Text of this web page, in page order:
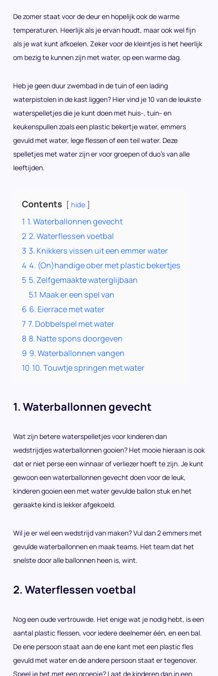
De zomer staat voor de deur en hopelijk ook de warme
temperaturen. Heerlijk als je ervan houdt, maar ook wel fijn
als je wat kunt afkoelen. Zeker voor de kleintjes is het heerlijk
om bezig te kunnen zijn met water, op een warme dag.
Heb je geen duur zwembad in de tuin of een lading
waterpistolen in de kast liggen? Hier vind je 10 van de leukste
waterspelletjes die je kunt doen met huis-, tuin- en
keukenspullen zoals een plastic bekertje water, emmers
gevuld met water, lege flessen of een teil water. Deze
spelletjes met water zijn er voor groepen of duo’s van alle
leeftijden.
Contents hide
1 1. Waterballonnen gevecht
2 2. Waterflessen voetbal
3 3. Knikkers vissen uit een emmer water
4 4. (On)handige ober met plastic bekertjes
5 5. Zelfgemaakte waterglijbaan
5.1 Maak er een spel van
6 6. Eierrace met water
7 7. Dobbelspel met water
8 8. Natte spons doorgeven
9 9. Waterballonnen vangen
10 10. Touwtje springen met water
1. Waterballonnen gevecht
Wat zijn betere waterspelletjes voor kinderen dan
wedstrijdjes waterballonnen gooien? Het mooie hieraan is ook
dat er niet perse een winnaar of verliezer hoeft te zijn. Je kunt
gewoon een waterballonnen gevecht doen voor de leuk,
kinderen gooien een met water gevulde ballon stuk en het
geraakte kind is lekker afgekoeld.
Wil je er wel een wedstrijd van maken? Vul dan 2 emmers met
gevulde waterballonnen en maak teams. Het team dat het
snelste door alle ballonnen heen is, wint.
2. Waterflessen voetbal
Nog een oude vertrouwde. Het enige wat je nodig hebt, is een
aantal plastic flessen, voor iedere deelnemer één, en een bal.
De ene persoon staat aan de ene kant met een plastic fles
gevuld met water en de andere persoon staat er tegenover.
Speel je het met een groepje? Laat de kinderen dan in een